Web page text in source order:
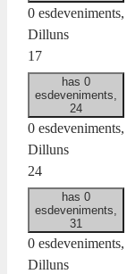
0 esdeveniments,
Dilluns
17
has 0
esdeveniments,
24
0 esdeveniments,
Dilluns
24
has 0
esdeveniments,
31
0 esdeveniments,
Dilluns